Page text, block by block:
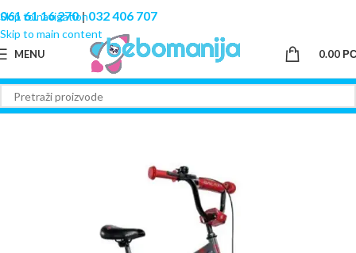
Skip to navigation
Skip to main content
061 61 16 270|032 406 707
MENU 0.00